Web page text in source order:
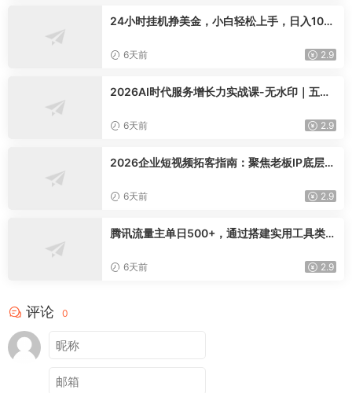
24小时挂机挣美金，小白轻松上手，日入100
6天前 2.9
2026AI时代服务增长力实战课-无水印｜五力
卷实现长效业绩增长
6天前 2.9
2026企业短视频拓客指南：聚焦老板IP底层逻
交完整获客链路
6天前 2.9
腾讯流量主单日500+，通过搭建实用工具类小
6天前 2.9
评论 0